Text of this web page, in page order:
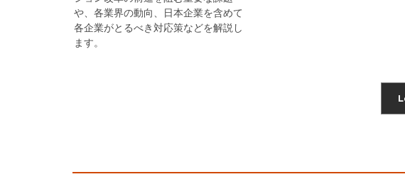
や、各業界の動向、日本企業を含めて
各企業がとるべき対応策などを解説し
ます。